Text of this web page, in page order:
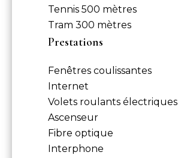
Tennis 500 mètres
Tram 300 mètres
Prestations
Fenêtres coulissantes
Internet
Volets roulants électriques
Ascenseur
Fibre optique
Interphone